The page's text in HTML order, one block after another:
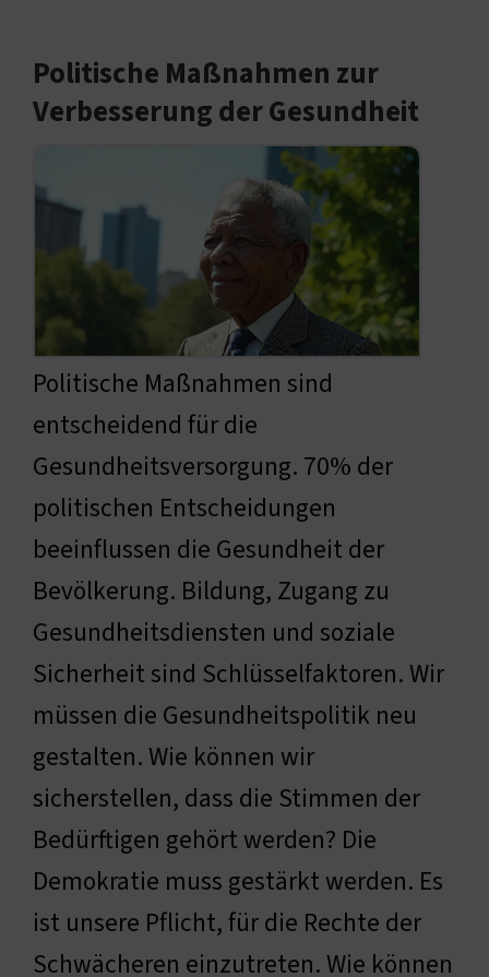
Politische Maßnahmen zur
Verbesserung der Gesundheit
Politische Maßnahmen sind
entscheidend für die
Gesundheitsversorgung. 70% der
politischen Entscheidungen
beeinflussen die Gesundheit der
Bevölkerung. Bildung, Zugang zu
Gesundheitsdiensten und soziale
Sicherheit sind Schlüsselfaktoren. Wir
müssen die Gesundheitspolitik neu
gestalten. Wie können wir
sicherstellen, dass die Stimmen der
Bedürftigen gehört werden? Die
Demokratie muss gestärkt werden. Es
ist unsere Pflicht, für die Rechte der
Schwächeren einzutreten. Wie können